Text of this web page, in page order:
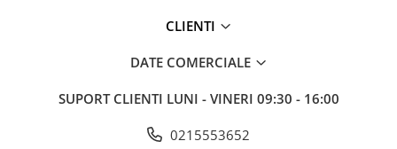
■ Ulei motor ELF
■ Ulei motor METABOND
CLIENTI
DATE COMERCIALE
SUPORT CLIENTI LUNI - VINERI 09:30 - 16:00
0215553652